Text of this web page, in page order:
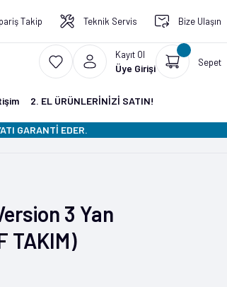
Takip Teknik Servis Bize Ulaşın
Kayıt Ol
Üye Girişi Sepet
2. EL ÜRÜNLERİNİZİ SATIN!
GARANTİ EDER.
3 Yan
TAKIM)